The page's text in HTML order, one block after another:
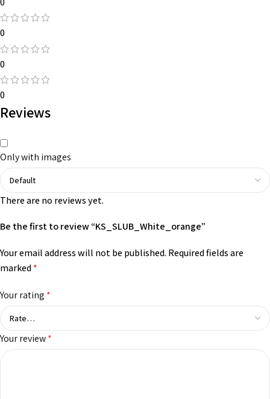
0
0
0
Reviews
Only with images
There are no reviews yet.
Be the first to review “KS_SLUB_White_orange”
Your email address will not be published. Required fields are
marked*
Your rating *
Your review*